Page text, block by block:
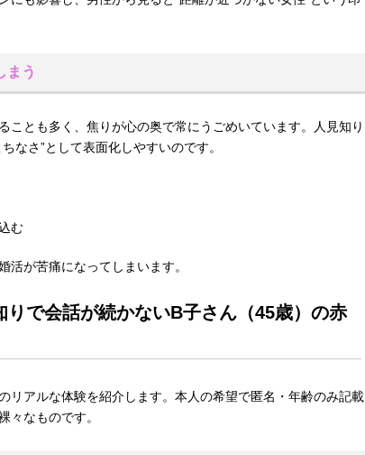
まう
ことも多く、焦りが心の奥で常にうごめいています。人見知り
なさ”として表面化しやすいのです。
む
活が苦痛になってしまいます。
りで会話が続かないB子さん（45歳）の赤
リアルな体験を紹介します。本人の希望で匿名・年齢のみ記載
々なものです。